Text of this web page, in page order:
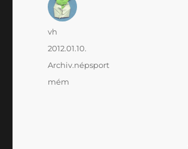
Szerző
vh
Közzétéve
2012.01.10.
Kategória
Archiv.népsport
Címke
mém